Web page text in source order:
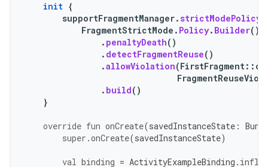
init {
supportFragmentManager.strictModePolicy
FragmentStrictMode . Policy. Builder()
. penaltyDeath()
. detectFragmentReuse()
.allowViolation(FirstFragment::
. build()
}
override fun onCreate(savedInstanceState :
super .onCreate(savedInstanceState)
val binding = ActivityExampleBinding .